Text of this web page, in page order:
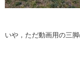
いや，ただ動画用の三